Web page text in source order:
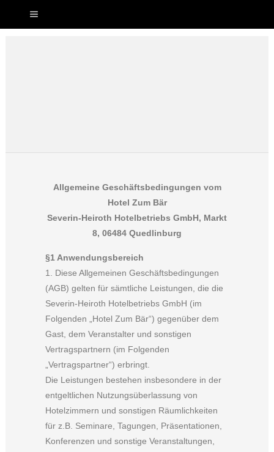
Allgemeine Geschäftsbedingungen vom
Hotel Zum Bär
Severin-Heiroth Hotelbetriebs GmbH, Markt
8, 06484 Quedlinburg
§1 Anwendungsbereich
1. Diese Allgemeinen Geschäftsbedingungen
(AGB) gelten für sämtliche Leistungen, die die
Severin-Heiroth Hotelbetriebs GmbH (im
Folgenden „Hotel Zum Bär“) gegenüber dem
Gast, dem Veranstalter und sonstigen
Vertragspartnern (im Folgenden
„Vertragspartner“) erbringt.
Die Leistungen bestehen insbesondere in der
entgeltlichen Nutzungsüberlassung von
Hotelzimmern und sonstigen Räumlichkeiten
für z.B. Seminare, Tagungen, Präsentationen,
Konferenzen und sonstige Veranstaltungen,